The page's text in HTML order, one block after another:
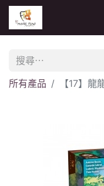
所有產品 【17】龍